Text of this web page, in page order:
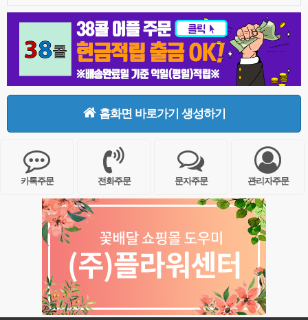
홈화면 바로가기 생성하기
카톡주문 전화주문 문자주문 관리자주문